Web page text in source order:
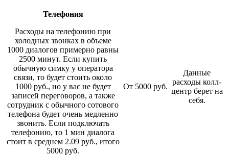
Телефония
Расходы на телефонию при
холодных звонках в объеме
1000 диалогов примерно равны
2500 минут. Если купить
обычную симку у оператора
связи, то будет стоить около
1000 руб., но у вас не будет
записей переговоров, а также
сотрудник с обычного сотового
телефона будет очень медленно
звонить. Если подключать
телефонию, то 1 мин диалога
стоит в среднем 2.09 руб., итого
5000 руб.
От 5000 руб.
Данные
расходы колл-
центр берет на
себя.